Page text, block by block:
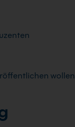
wollen